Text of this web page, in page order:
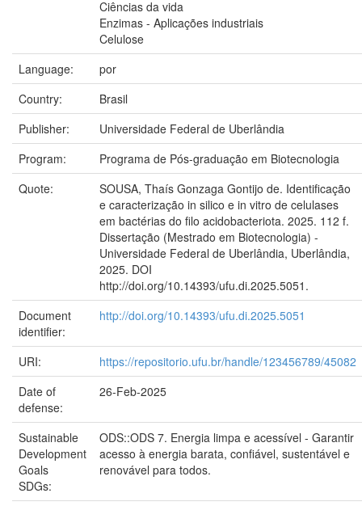
Ciências da vida
Enzimas - Aplicações industriais
Celulose
Language:
por
Country:
Brasil
Publisher:
Universidade Federal de Uberlândia
Program:
Programa de Pós-graduação em Biotecnologia
Quote:
SOUSA, Thaís Gonzaga Gontijo de. Identificação
e caracterização in silico e in vitro de celulases
em bactérias do filo acidobacteriota. 2025. 112 f.
Dissertação (Mestrado em Biotecnologia) -
Universidade Federal de Uberlândia, Uberlândia,
2025. DOI
http://doi.org/10.14393/ufu.di.2025.5051.
Document
identifier:
http://doi.org/10.14393/ufu.di.2025.5051
URI:
https://repositorio.ufu.br/handle/123456789/45082
Date of
defense:
26-Feb-2025
Sustainable
Development
Goals
SDGs:
ODS::ODS 7. Energia limpa e acessível - Garantir
acesso à energia barata, confiável, sustentável e
renovável para todos.